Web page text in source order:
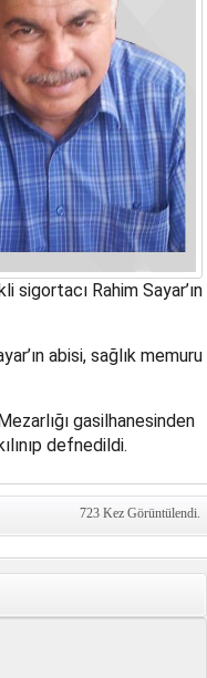
sigortacı Rahim Sayar’ın
abisi, sağlık memuru
gasilhanesinden
defnedildi.
723 Kez Görüntülendi.